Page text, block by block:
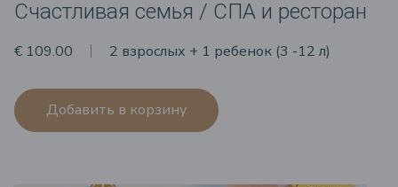
Счастливая семья / СПА и ресторан
€ 109.00 2 взрослых + 1 ребенок (3 -12 л)
Добавить в корзину